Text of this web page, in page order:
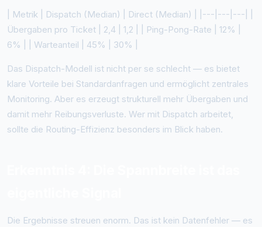
| Metrik | Dispatch (Median) | Direct (Median) | |---|---|---| |
Übergaben pro Ticket | 2,4 | 1,2 | | Ping-Pong-Rate | 12% |
6% | | Warteanteil | 45% | 30% |
Das Dispatch-Modell ist nicht per se schlecht — es bietet
klare Vorteile bei Standardanfragen und ermöglicht zentrales
Monitoring. Aber es erzeugt strukturell mehr Übergaben und
damit mehr Reibungsverluste. Wer mit Dispatch arbeitet,
sollte die Routing-Effizienz besonders im Blick haben.
Die Ergebnisse streuen enorm. Das ist kein Datenfehler — es